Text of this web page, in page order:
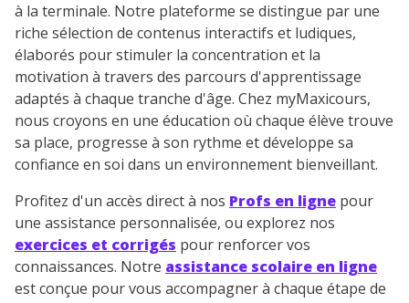
à la terminale. Notre plateforme se distingue par une
riche sélection de contenus interactifs et ludiques,
élaborés pour stimuler la concentration et la
motivation à travers des parcours d'apprentissage
adaptés à chaque tranche d'âge. Chez myMaxicours,
nous croyons en une éducation où chaque élève trouve
sa place, progresse à son rythme et développe sa
confiance en soi dans un environnement bienveillant.
Profitez d'un accès direct à nos Profs en ligne pour
une assistance personnalisée, ou explorez nos
exercices et corrigés pour renforcer vos
connaissances. Notre assistance scolaire en ligne
est conçue pour vous accompagner à chaque étape de